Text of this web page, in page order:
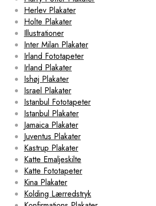
Herlev Plakater
Holte Plakater
Illustrationer
Inter Milan Plakater
Irland Fototapeter
Irland Plakater
Ishøj Plakater
Israel Plakater
Istanbul Fototapeter
Istanbul Plakater
Jamaica Plakater
Juventus Plakater
Kastrup Plakater
Katte Emaljeskilte
Katte Fototapeter
Kina Plakater
Kolding Lærredstryk